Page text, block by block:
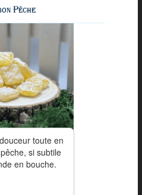
Pêche
toute en
si subtile
en bouche.